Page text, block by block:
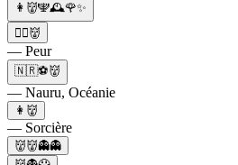
👩👹🕎🕰🌹✨
🏃‍♂️👹
— Peur
🇳🇷⚽👹
— Nauru, Océanie
👩👹
— Sorcière
👹👹👻👻